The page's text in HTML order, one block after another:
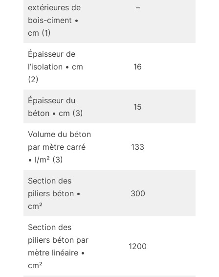
extérieures de
bois-ciment •
cm (1)
–
Épaisseur de
l’isolation • cm
(2)
16
Épaisseur du
béton • cm (3)
15
Volume du béton
par mètre carré
• l/m² (3)
133
Section des
piliers béton •
cm²
300
Section des
piliers béton par
mètre linéaire •
cm²
1200